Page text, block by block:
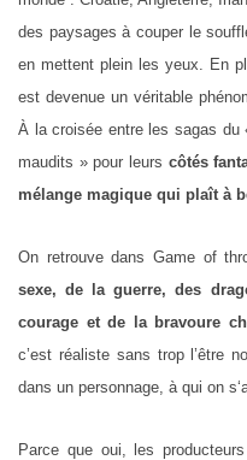
des paysages à couper le
en mettent plein les yeux. En
est devenue un véritable
À la croisée entre les sagas du
maudits » pour leurs côtés
mélange magique qui plaît à
On retrouve dans Game of
sexe, de la guerre, des
courage et de la bravoure
c’est réaliste sans trop l’être
dans un personnage, à qui on
Parce que oui, les